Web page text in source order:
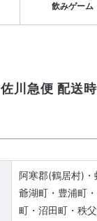
飲みゲーム
佐川急便 配送
阿寒郡(鶴居村)
爺湖町・豊浦町
町・沼田町・秩